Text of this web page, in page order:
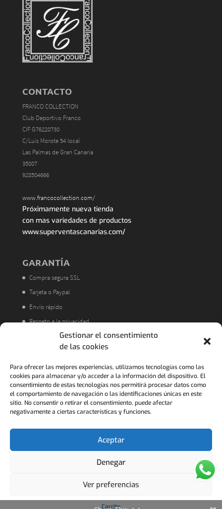
Gestionar el consentimiento
de las cookies
Para ofrecer las mejores experiencias, utilizamos tecnologías como las
cookies para almacenar y/o acceder a la información del dispositivo. El
consentimiento de estas tecnologías nos permitirá procesar datos como
el comportamiento de navegación o las identificaciones únicas en este
sitio. No consentir o retirar el consentimiento, puede afectar
negativamente a ciertas características y funciones.
Aceptar
Denegar
Ver preferencias
Carrito
CONTACTO
FRANCO COLLECTION
Club Deportivo Franco
CIF G76220730
C/Luis Morote 54 local
Las Palmas de Gran Canaria
35007
928504666
www.francocollection.com/
Próximamente nueva tienda
con mas variedades de productos
www.superventascanarias.com/
GARANTÍA
Compra segura SSL
Tarjeta o Paypal
Envío rápido
Respeto a la privacidad
Atención al cliente
Acorde a la LOPD
Política de Devoluciones
FRANCO COLLECTION - 2021 ..........Pedidos para
928504666 o francocollectiontextil@hotmail.com